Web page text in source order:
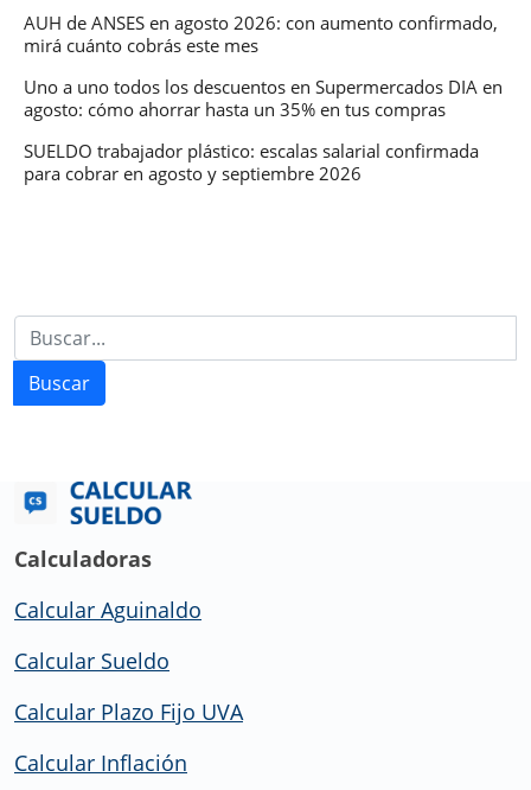
AUH de ANSES en agosto 2026: con aumento confirmado,
mirá cuánto cobrás este mes
Uno a uno todos los descuentos en Supermercados DIA en
agosto: cómo ahorrar hasta un 35% en tus compras
SUELDO trabajador plástico: escalas salarial confirmada
para cobrar en agosto y septiembre 2026
Buscar
Calculadoras
Calcular Aguinaldo
Calcular Sueldo
Calcular Plazo Fijo UVA
Calcular Inflación